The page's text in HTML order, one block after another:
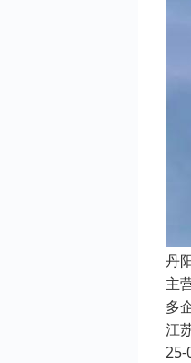
丹
主
多
江
25-